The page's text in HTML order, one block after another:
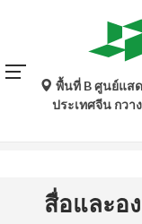
การแปลอัตโนมัติโ
อ้างอิงเท่านั้นและ
ต้น
พื้นที่ B ศูนย์แส
ประเทศจีน กว
สื่อและอ